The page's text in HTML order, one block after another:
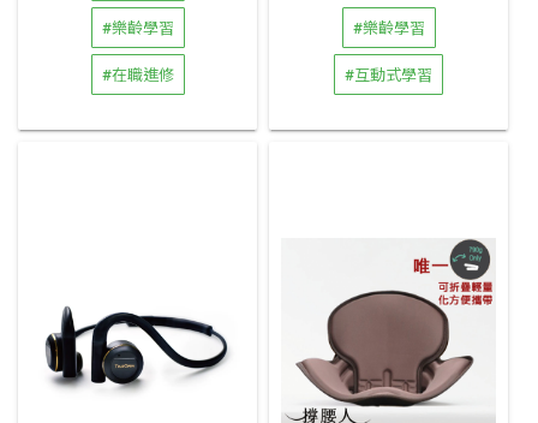
#樂齡學習
#在職進修
#樂齡學習
#互動式學習